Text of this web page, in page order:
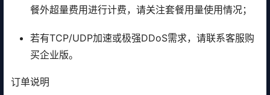
餐外超量费用进行计费，请关注套餐用量使用情况；
若有TCP/UDP加速或极强DDoS需求，请联系客服购
买企业版。
订单说明